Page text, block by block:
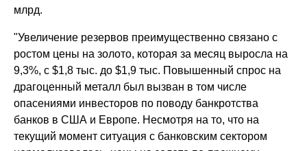
млрд.
"Увеличение резервов преимущественно связано с
ростом цены на золото, которая за месяц выросла на
9,3%, с $1,8 тыс. до $1,9 тыс. Повышенный спрос на
драгоценный металл был вызван в том числе
опасениями инвесторов по поводу банкротства
банков в США и Европе. Несмотря на то, что на
текущий момент ситуация с банковским сектором